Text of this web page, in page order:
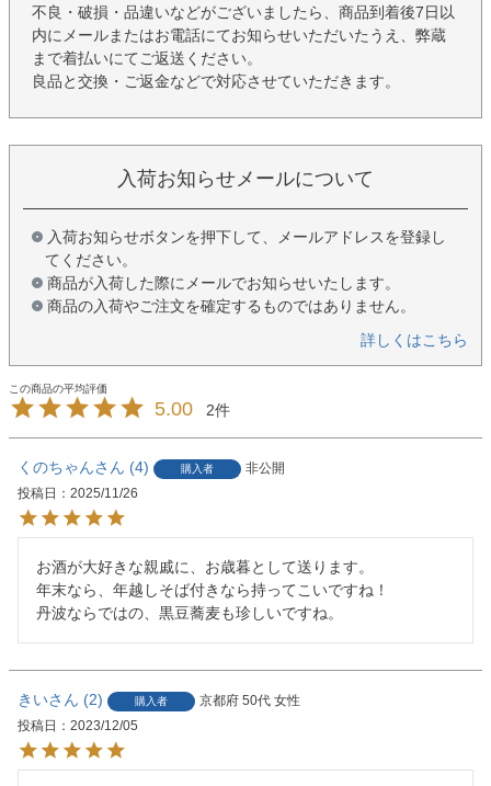
不良・破損・品違いなどがございましたら、商品到着後7日以
内にメールまたはお電話にてお知らせいただいたうえ、弊蔵
まで着払いにてご返送ください。
良品と交換・ご返金などで対応させていただきます。
入荷お知らせメールについて
入荷お知らせボタンを押下して、メールアドレスを登録し
てください。
商品が入荷した際にメールでお知らせいたします。
商品の入荷やご注文を確定するものではありません。
詳しくはこちら
5.00 2
くのちゃん 4 購入者
非公開
投稿日
2025/11/26
お酒が大好きな親戚に、お歳暮として送ります。
年末なら、年越しそば付きなら持ってこいですね！
丹波ならではの、黒豆蕎麦も珍しいですね。
きい 2 購入者 京都府 50代 女性
投稿日
2023/12/05